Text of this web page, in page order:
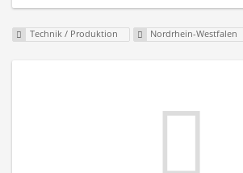
Technik / Produktion Nordrhein-Westfalen